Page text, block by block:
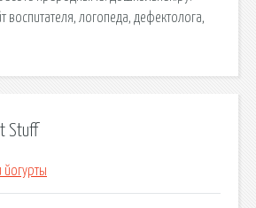
воспитателя, логопеда, дефектолога,
Stuff
йогурты